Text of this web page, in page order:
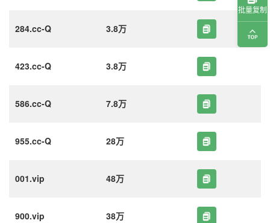
284.cc-Q 3.8万
423.cc-Q 3.8万
586.cc-Q 7.8万
955.cc-Q 28万
001.vip 48万
900.vip 38万
批量复制